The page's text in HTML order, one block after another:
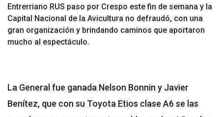
Entrerriano RUS paso por Crespo este fin de semana y la
Capital Nacional de la Avicultura no defraudó, con una
gran organización y brindando caminos que aportaron
mucho al espectáculo.
La General fue ganada Nelson Bonnin y Javier
Benítez, que con su Toyota Etios clase A6 se las